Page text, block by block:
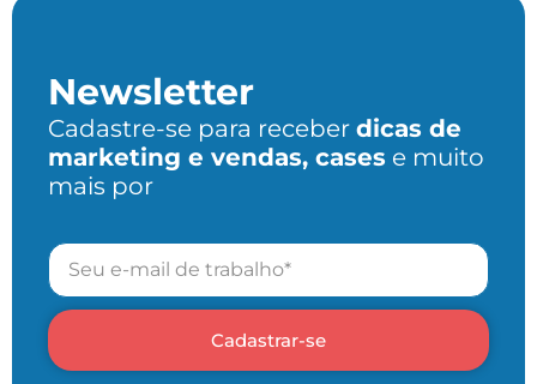
Newsletter
Cadastre-se para receber dicas de
marketing e vendas, cases e muito
mais por
Cadastrar-se